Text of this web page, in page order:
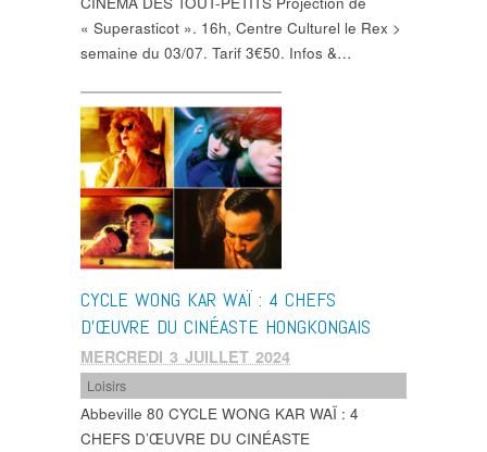
« Superasticot ». 16h, Centre Culturel le Rex >
semaine du 03/07. Tarif 3€50. Infos &…
CYCLE WONG KAR WAÏ : 4 CHEFS
D’ŒUVRE DU CINÉASTE HONGKONGAIS
MERCREDI 3 JUILLET 2024
Loisirs
Abbeville 80 CYCLE WONG KAR WAÏ : 4
CHEFS D’ŒUVRE DU CINÉASTE